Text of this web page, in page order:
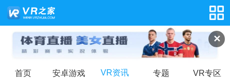
✕
首页 安卓游戏 VR资讯 专题 VR专区